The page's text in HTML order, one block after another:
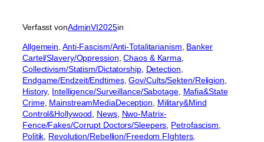
Verfasst vonAdminVI2025in
Allgemein Anti-Fascism/Anti-Totalitarianism Banker
Cartel/Slavery/Oppression , Chaos & Karma
Collectivism/Statism/Dictatorship, Detection
Endgame/Endzeit/Endtimes, Gov/Cults/Sekten/Religion
History, Intelligence/Surveillance/Sabotage, Mafia&State
Crime, MainstreamMediaDeception
Military&Mind
Control&Hollywood
News, Nwo-Matrix-
Fence/Fakes/Corrupt Doctors/Sleepers Petrofascism
Politik Revolution/Rebellion/Freedom FIghters